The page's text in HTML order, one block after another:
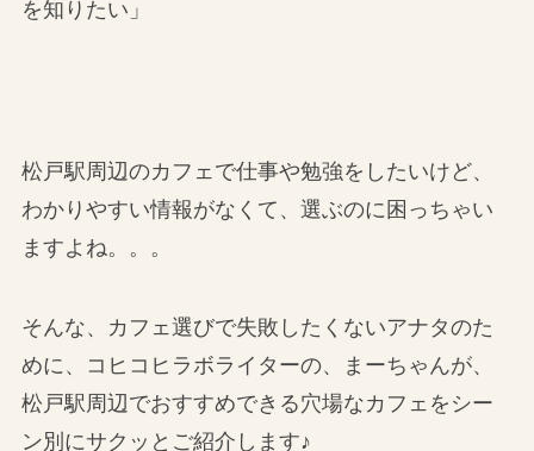
を知りたい」
松戸駅周辺のカフェで仕事や勉強をしたいけど、
わかりやすい情報がなくて、選ぶのに困っちゃい
ますよね。。。
そんな、カフェ選びで失敗したくないアナタのた
めに、コヒコヒラボライターの、まーちゃんが、
松戸駅周辺でおすすめできる穴場なカフェをシー
ン別にサクッとご紹介します♪